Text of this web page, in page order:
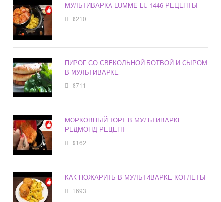
МУЛЬТИВАРКА LUMME LU 1446 РЕЦЕПТЫ
6210
ПИРОГ СО СВЕКОЛЬНОЙ БОТВОЙ И СЫРОМ
В МУЛЬТИВАРКЕ
8711
МОРКОВНЫЙ ТОРТ В МУЛЬТИВАРКЕ
РЕДМОНД РЕЦЕПТ
9162
КАК ПОЖАРИТЬ В МУЛЬТИВАРКЕ КОТЛЕТЫ
1693